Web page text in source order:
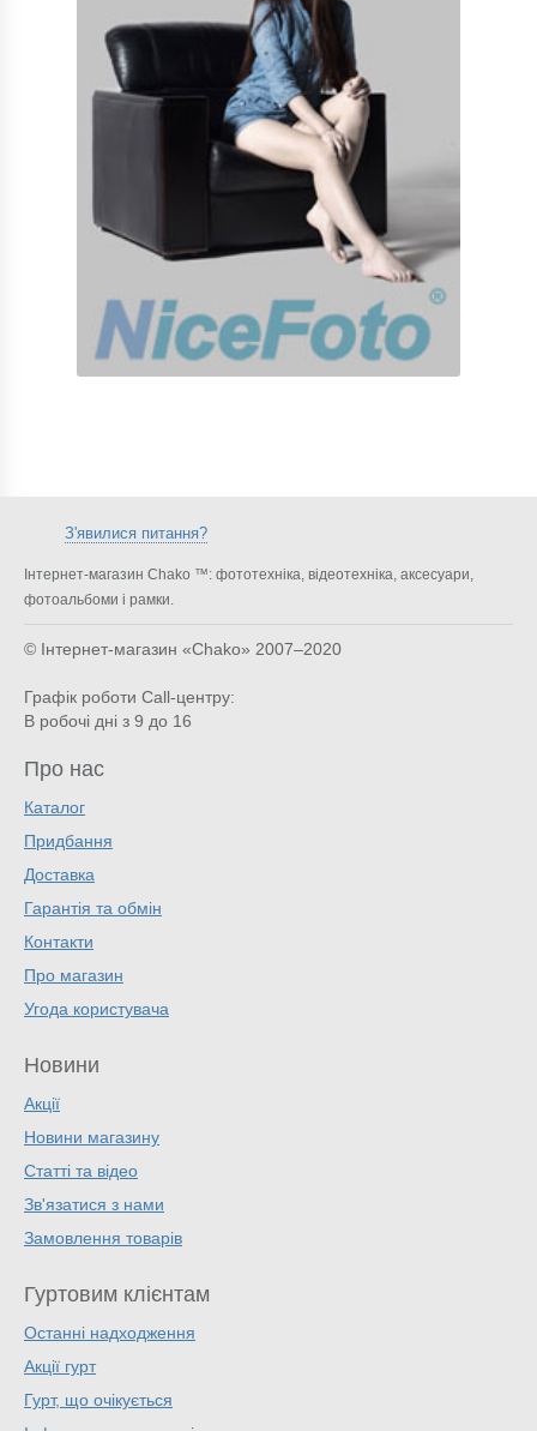
З'явилися питання?
Інтернет-магазин Chako ™: фототехніка, відеотехніка, аксесуари,
фотоальбоми і рамки.
© Інтернет-магазин «Chako» 2007–2020
Графік роботи Call-центру:
В робочі дні з 9 до 16
Про нас
Каталог
Придбання
Доставка
Гарантія та обмін
Контакти
Про магазин
Угода користувача
Новини
Акції
Новини магазину
Статті та відео
Зв'язатися з нами
Замовлення товарів
Гуртовим клієнтам
Останні надходження
Акції гурт
Гурт, що очікується